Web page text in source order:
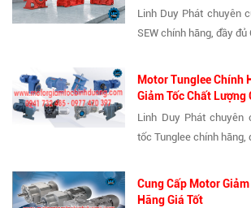
Linh Duy Phát chuyên
SEW chính hãng, đầy đủ
Motor Tunglee Chính
Giảm Tốc Chất Lượng
Linh Duy Phát chuyên
tốc Tunglee chính hãng,
Cung Cấp Motor
Hãng Giá Tốt